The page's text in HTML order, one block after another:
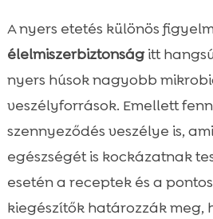
A nyers etetés különös
élelmiszerbiztonságitt
nyers húsok nagyobb
veszélyforrások. Emellett
szennyeződés veszélye is,
egészségét is kockázatnak
esetén a receptek és a
kiegészítők határozzák meg,